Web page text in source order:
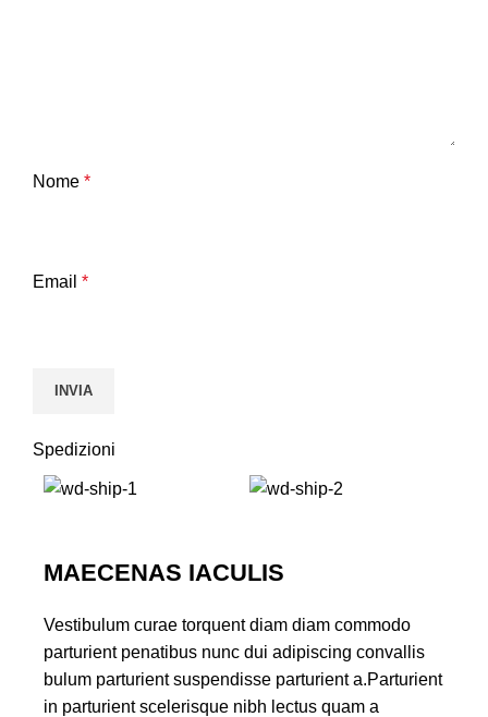
Nome *
Email *
Spedizioni
MAECENAS IACULIS
Vestibulum curae torquent diam diam commodo
parturient penatibus nunc dui adipiscing convallis
bulum parturient suspendisse parturient a.Parturient
in parturient scelerisque nibh lectus quam a